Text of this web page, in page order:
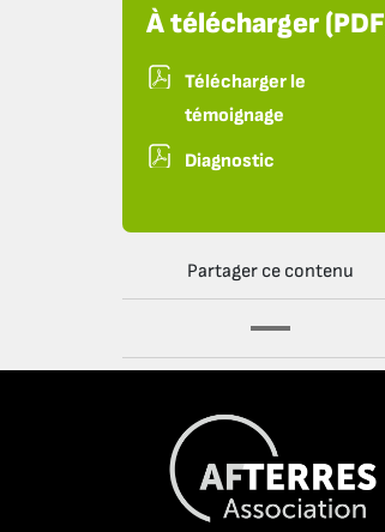
À télécharger
Télécharger le
témoignage
Diagnostic
Partager ce contenu